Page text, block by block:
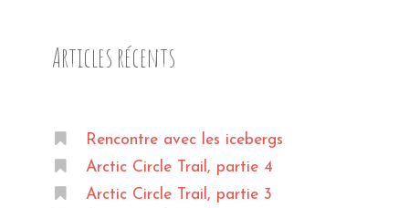
Articles récents
Rencontre avec les icebergs
Arctic Circle Trail, partie 4
Arctic Circle Trail, partie 3